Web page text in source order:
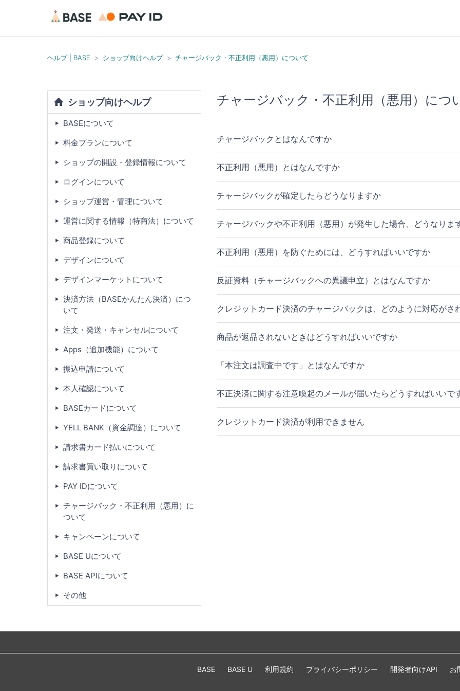
ヘルプ | BASE ショップ向けヘルプ チャージバック・不正利用（悪用）について
チャージバック・不正利用（悪用）につ
チャージバックとはなんですか
不正利用（悪用）とはなんですか
チャージバックが確定したらどうなりますか
チャージバックや不正利用（悪用）が発生した場合、どうなりま
不正利用（悪用）を防ぐためには、どうすればいいですか
反証資料（チャージバックへの異議申立）とはなんですか
クレジットカード決済のチャージバックは、どのように対応がさ
商品が返品されないときはどうすればいいですか
「本注文は調査中です」とはなんですか
不正決済に関する注意喚起のメールが届いたらどうすればいいで
クレジットカード決済が利用できません
ショップ向けヘルプ
BASEについて
料金プランについて
ショップの開設・登録情報について
ログインについて
ショップ運営・管理について
運営に関する情報（特商法）について
商品登録について
デザインについて
デザインマーケットについて
決済方法（BASEかんたん決済）につ
いて
注文・発送・キャンセルについて
Apps（追加機能）について
振込申請について
本人確認について
BASEカードについて
YELL BANK（資金調達）について
請求書カード払いについて
請求書買い取りについて
PAY IDについて
チャージバック・不正利用（悪用）に
ついて
キャンペーンについて
BASE Uについて
BASE APIについて
その他
BASE BASE U 利用規約 プライバシーポリシー 開発者向けAPI お